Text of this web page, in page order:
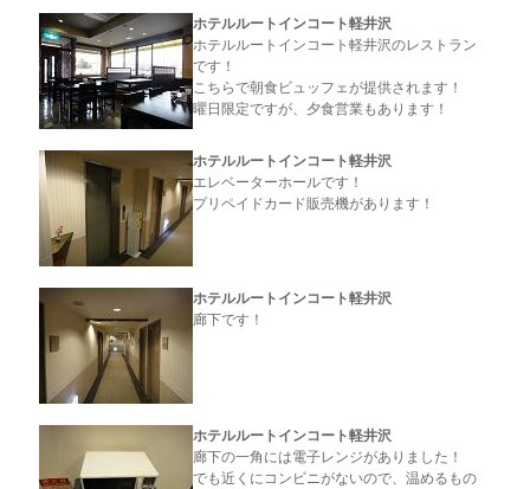
ホテルルートインコート軽井沢
ホテルルートインコート軽井沢のレストラン
です！
こちらで朝食ビュッフェが提供されます！
曜日限定ですが、夕食営業もあります！
ホテルルートインコート軽井沢
エレベーターホールです！
プリペイドカード販売機があります！
ホテルルートインコート軽井沢
廊下です！
ホテルルートインコート軽井沢
廊下の一角には電子レンジがありました！
でも近くにコンビニがないので、温めるもの